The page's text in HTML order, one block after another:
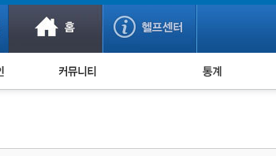
사기 예방했어요! 누적 피해사례 통계